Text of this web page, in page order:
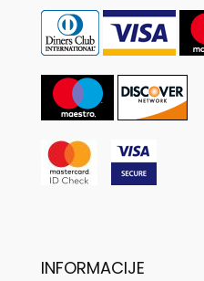
INFORMACIJE